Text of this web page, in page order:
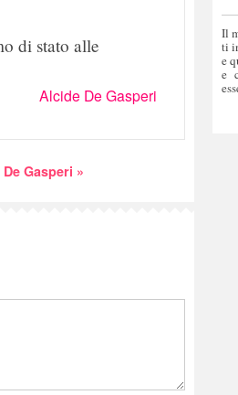
di stato alle
Alcide De Gasperi
Gasperi »
Il
ti
e
e